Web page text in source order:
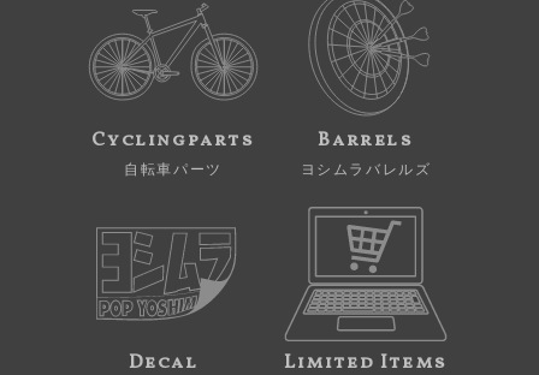
Cyclingparts
自転車パーツ
Barrels
ヨシムラバレルズ
Decal Limited Items